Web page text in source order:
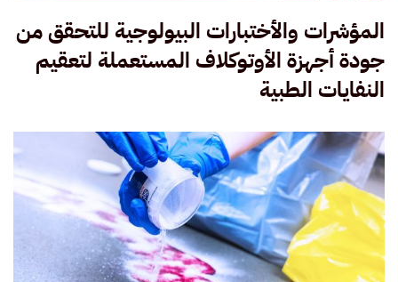
المؤشرات والأختبارات البيولوجية للتحقق من
جودة أجهزة الأوتوكلاف المستعملة لتعقيم
النفايات الطبية